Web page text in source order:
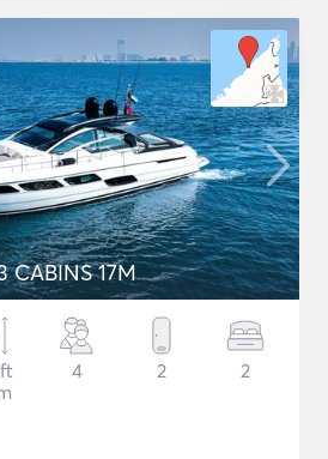
CABINS 17M
4 2 2